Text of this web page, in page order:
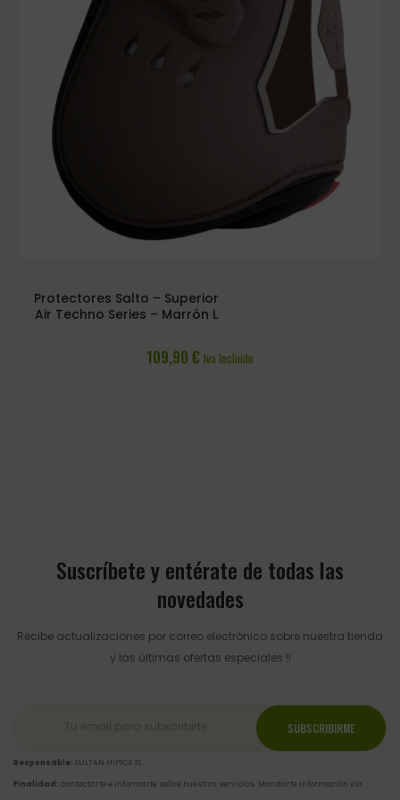
Protectores Salto – Superior
Air Techno Series – Marrón L
109,90 € Iva Incluido
Suscríbete y entérate de todas las
novedades
Recibe actualizaciones por correo electrónico sobre nuestra tienda
y las últimas ofertas especiales !!
Responsable: SULTAN HIPICA SL.
Finalidad: contactarte e informarte sobre nuestros servicios. Mandarte información vía